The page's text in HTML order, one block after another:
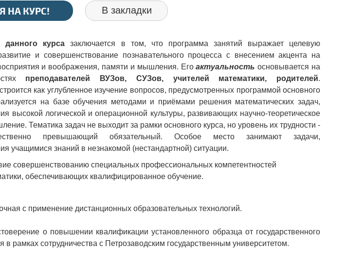
НА КУРС! В закладки
данного курса заключается в том, что программа занятий выражает целевую
и совершенствование познавательного процесса с внесением акцента на
и воображения, памяти и мышления. Егоактуальность основывается на
преподавателей ВУЗов, СУЗов, учителей математики, родителей.
как углубленное изучение вопросов, предусмотренных программой основного
на базе обучения методами и приёмами решения математических задач,
высокой логической и операционной культуры, развивающих научно-теоретическое
Тематика задач не выходит за рамки основного курса, но уровень их трудности -
превышающий обязательный. Особое место занимают задачи,
учащимися знаний в незнакомой (нестандартной) ситуации.
совершенствованию специальных профессиональных компетентностей
обеспечивающих квалифицированное обучение.
с применение дистанционных образовательных технологий.
о повышении квалификации установленного образца от государственного
в рамках сотрудничества с Петрозаводским государственным университетом.